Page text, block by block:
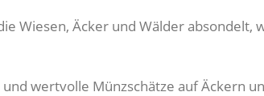
Wiesen, Äcker und Wälder absondelt,
wertvolle Münzschätze auf Äckern